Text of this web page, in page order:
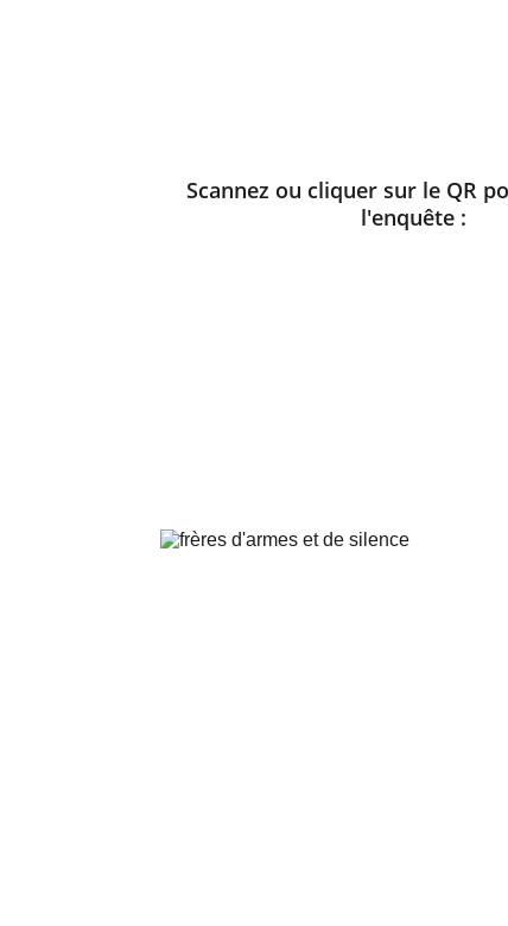
Scannez ou cliquer sur le QR
l'enquête :